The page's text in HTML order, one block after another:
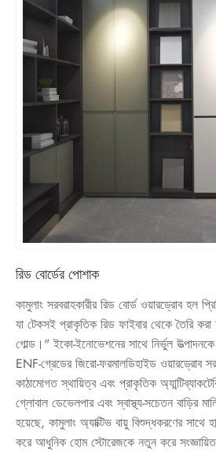
রিড বোর্ডের পোশাক
কামুলাং সরবরাহকারীর রিড বোর্ড ওয়ারড্রোব হল
যা টেকসই প্রাকৃতিক রিড ফাইবার থেকে তৈরি
গোল্ড।" ইকো-ইনোভেশনের সাথে নির্ভুল
ENF-গ্রেডের জিরো-ফরমালডিহাইড ওয়ারড্রোব
কাঠামোগত স্থায়িত্ব এবং প্রাকৃতিক
গ্লোবাল ডেভেলপার এবং স্বাস্থ্য-সচেতন বাড়ির
হয়েছে, কামুলাং অ্যাক্টিভ বায়ু বিশুদ্ধকরণের সাথে
করে আধুনিক হোম স্টোরেজকে নতুন করে